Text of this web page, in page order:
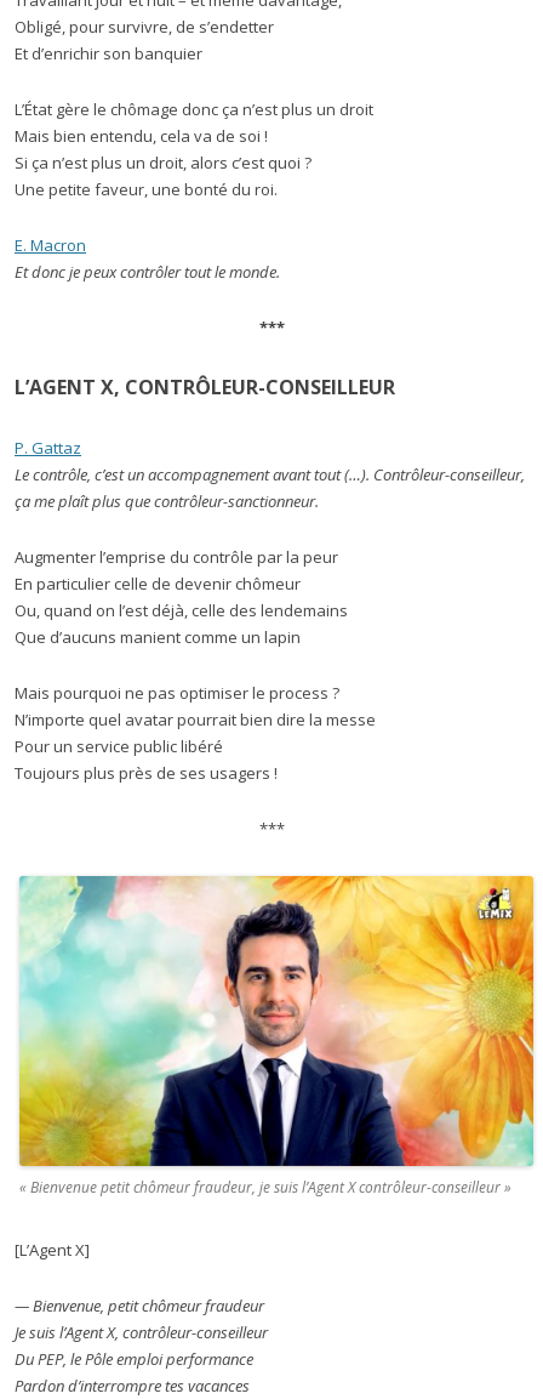
Obligé, pour survivre, de s’endetter
Et d’enrichir son banquier
L’État gère le chômage donc ça n’est plus un droit
Mais bien entendu, cela va de soi !
Si ça n’est plus un droit, alors c’est quoi ?
Une petite faveur, une bonté du roi.
E. Macron
Et donc je peux contrôler tout le monde.
***
L’AGENT X, CONTRÔLEUR-CONSEILLEUR
P. Gattaz
Le contrôle, c’est un accompagnement avant tout (…). Contrôleur-conseilleur,
ça me plaît plus que contrôleur-sanctionneur.
Augmenter l’emprise du contrôle par la peur
En particulier celle de devenir chômeur
Ou, quand on l’est déjà, celle des lendemains
Que d’aucuns manient comme un lapin
Mais pourquoi ne pas optimiser le process ?
N’importe quel avatar pourrait bien dire la messe
Pour un service public libéré
Toujours plus près de ses usagers !
***
« Bienvenue petit chômeur fraudeur, je suis l’Agent X contrôleur-conseilleur »
[L’Agent X]
— Bienvenue, petit chômeur fraudeur
Je suis l’Agent X, contrôleur-conseilleur
Du PEP, le Pôle emploi performance
Pardon d’interrompre tes vacances